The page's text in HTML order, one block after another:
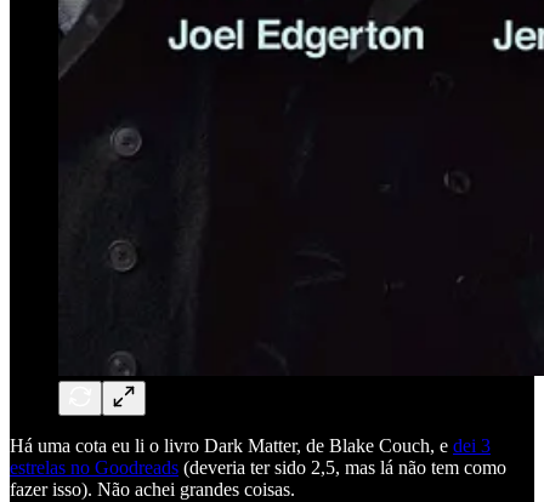
Há uma cota eu li o livro Dark Matter, de Blake Couch, e dei 3
estrelas no Goodreads (deveria ter sido 2,5, mas lá não tem como
fazer isso). Não achei grandes coisas.